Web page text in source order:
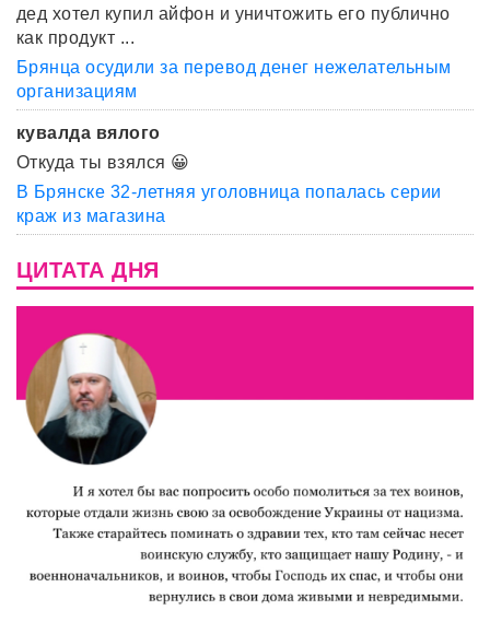
дед хотел купил айфон и уничтожить его публично
как продукт ...
Брянца осудили за перевод денег нежелательным
организациям
кувалда вялого
Откуда ты взялся 😀
В Брянске 32-летняя уголовница попалась серии
краж из магазина
ЦИТАТА ДНЯ